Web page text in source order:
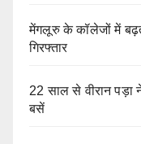
मेंगलूरु के कॉलेजों में
गिरफ्तार
22 साल से वीरान पड़ा
बसें